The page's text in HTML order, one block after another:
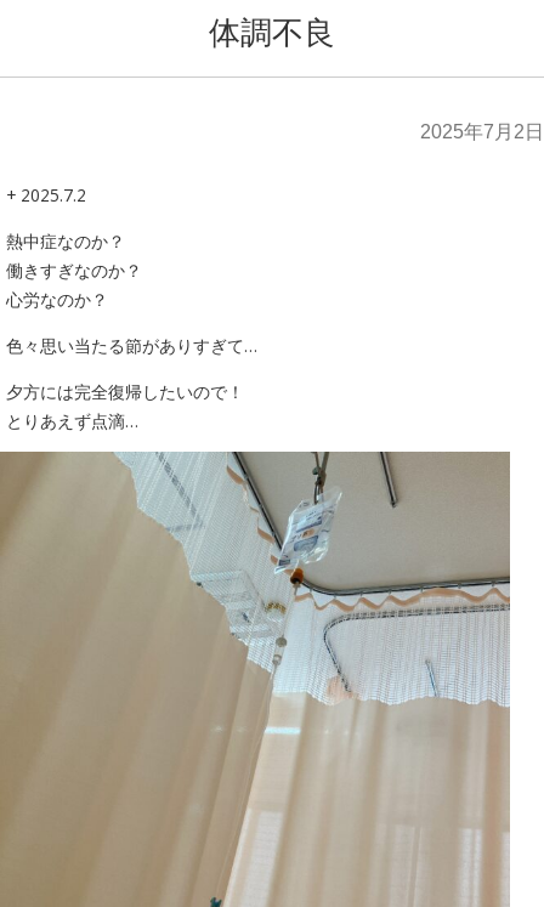
体調不良
2025年7月2日
+ 2025.7.2
熱中症なのか？
働きすぎなのか？
心労なのか？
色々思い当たる節がありすぎて…
夕方には完全復帰したいので！
とりあえず点滴…